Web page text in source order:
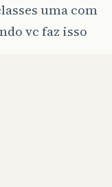
uma com
vc faz isso